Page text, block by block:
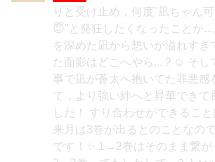
りと受け止め，何度"凪ちゃん
😇"と発狂したくなったことか
を深めた凪から想いが溢れすぎ
た面影はどこへやら...？☺️ そし
事で凪が蒼太へ抱いてた罪悪感
て，より強い絆へと昇華できて
した！ すり合わせができるこ
来月は3巻が出るとのことなの
です！✨ 1→2巻はそのまま繋が